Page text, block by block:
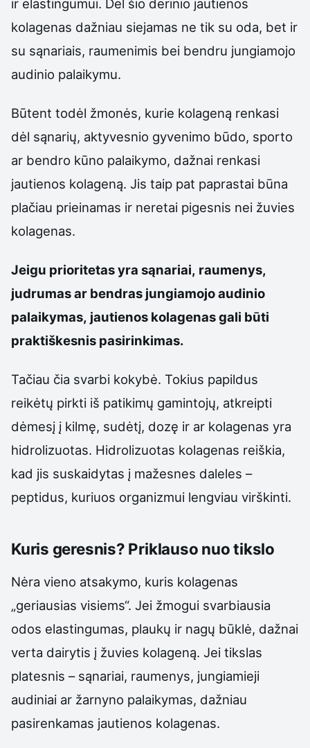
ir elastingumui. Dėl šio derinio jautienos
kolagenas dažniau siejamas ne tik su oda, bet ir
su sąnariais, raumenimis bei bendru jungiamojo
audinio palaikymu.
Būtent todėl žmonės, kurie kolageną renkasi
dėl sąnarių, aktyvesnio gyvenimo būdo, sporto
ar bendro kūno palaikymo, dažnai renkasi
jautienos kolageną. Jis taip pat paprastai būna
plačiau prieinamas ir neretai pigesnis nei žuvies
kolagenas.
Jeigu prioritetas yra sąnariai, raumenys,
judrumas ar bendras jungiamojo audinio
palaikymas, jautienos kolagenas gali būti
praktiškesnis pasirinkimas.
Tačiau čia svarbi kokybė. Tokius papildus
reikėtų pirkti iš patikimų gamintojų, atkreipti
dėmesį į kilmę, sudėtį, dozę ir ar kolagenas yra
hidrolizuotas. Hidrolizuotas kolagenas reiškia,
kad jis suskaidytas į mažesnes daleles –
peptidus, kuriuos organizmui lengviau virškinti.
Kuris geresnis? Priklauso nuo tikslo
Nėra vieno atsakymo, kuris kolagenas
„geriausias visiems“. Jei žmogui svarbiausia
odos elastingumas, plaukų ir nagų būklė, dažnai
verta dairytis į žuvies kolageną. Jei tikslas
platesnis – sąnariai, raumenys, jungiamieji
audiniai ar žarnyno palaikymas, dažniau
pasirenkamas jautienos kolagenas.